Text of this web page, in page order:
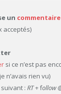
un commentaire
acceptés)
si ce n’est pas
n’avais rien vu)
suivant :RT +follow